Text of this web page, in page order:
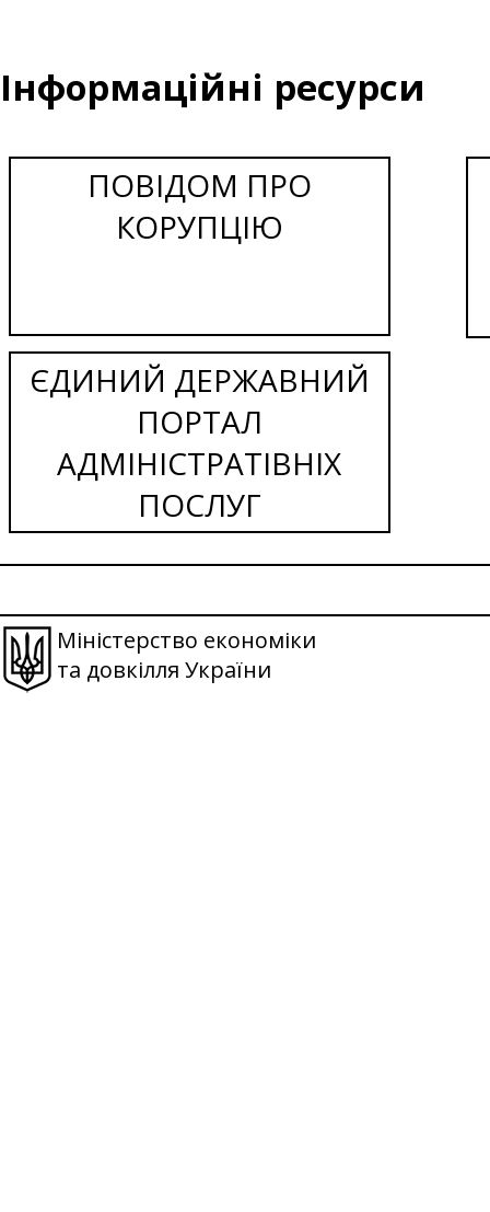
Інформаційні ресурси
ПОВІДОМ ПРО
КОРУПЦІЮ
ЄДИНИЙ ДЕРЖАВНИЙ
ПОРТАЛ
АДМІНІСТРАТІВНІХ
ПОСЛУГ
Міністерство економіки
та довкілля України